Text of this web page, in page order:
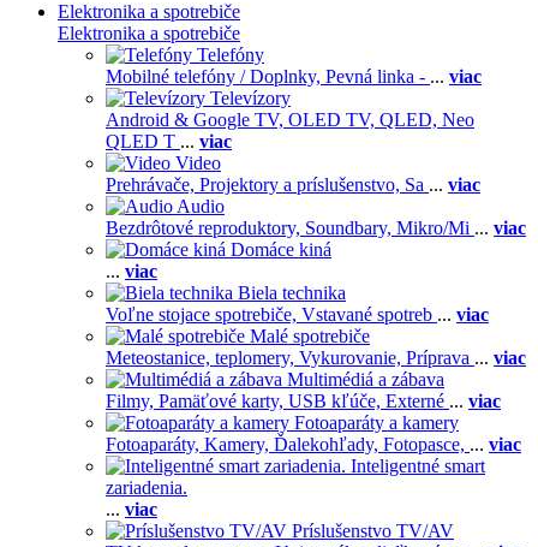
Elektronika a spotrebiče
Elektronika a spotrebiče
Telefóny
Mobilné telefóny / Doplnky, Pevná linka - ... viac
Televízory
Android & Google TV, OLED TV, QLED, Neo
QLED T ... viac
Video
Prehrávače, Projektory a príslušenstvo, Sa ... viac
Audio
Bezdrôtové reproduktory, Soundbary, Mikro/Mi ... viac
Domáce kiná
... viac
Biela technika
Voľne stojace spotrebiče, Vstavané spotreb ... viac
Malé spotrebiče
Meteostanice, teplomery, Vykurovanie, Príprava ... viac
Multimédiá a zábava
Filmy, Pamäťové karty, USB kľúče, Externé ... viac
Fotoaparáty a kamery
Fotoaparáty, Kamery, Ďalekohľady, Fotopasce, ... viac
Inteligentné smart
zariadenia.
... viac
Príslušenstvo TV/AV